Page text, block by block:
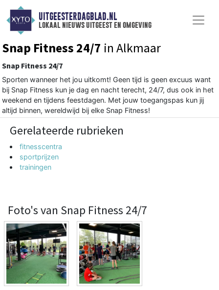
UITGEESTERDAGBLAD.NL
lokaal nieuws uitgeest en omgeving
Snap Fitness 24/7 in Alkmaar
Snap Fitness 24/7
Sporten wanneer het jou uitkomt! Geen tijd is geen excuus want
bij Snap Fitness kun je dag en nacht terecht, 24/7, dus ook in het
weekend en tijdens feestdagen. Met jouw toegangspas kun jij
altijd binnen, wereldwijd bij elke Snap Fitness!
Gerelateerde rubrieken
fitnesscentra
sportprijzen
trainingen
Foto's van Snap Fitness 24/7